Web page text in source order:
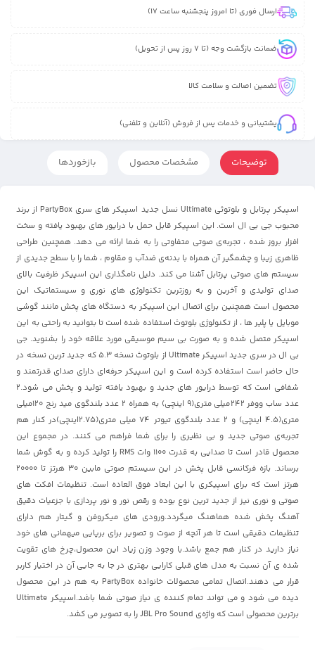
ارسال فوری (تا امروز پنجشنبه ساعت 17)
ضمانت بازگشت وجه (تا 7 روز پس از تحویل)
تضمین اصالت و سلامت کالا
پشتیبانی و خدمات پس از فروش (آنلاین و تلفنی)
توضیحات مشخصات محصول بازخوردها
اسپیکر پرتابل و بلوتوثی Ultimate نسل جدید اسپیکر های سری PartyBox از برند
محبوب جی بی ال است. این اسپیکر قابل حمل با درایور های بهبود یافته و سخت
افزار بروز شده ، تجربه‌ی صوتی متفاوتی را به شما ارائه می دهد. همچنین طراحی
ظاهری زیبا و چشمگیر آن همراه با بدنه‌ی ضدآب و مقاوم ، شما را با سطح جدیدی از
سیستم های صوتی پرتابل آشنا می کند. دلیل نامگذاری این اسپیکر ظرفیت بالای
صدای تولیدی و آخرین و به روزترین تکنولوژی های نوری و سیستماتیک این
محصول است همچنین برای اتصال این اسپیکر به دستگاه های پخش مانند گوشی
موبایل یا پلیر ها ، از تکنولوژی بلوتوث استفاده شده است تا بتوانید به راحتی به این
اسپیکر متصل شده و به صورت بی سیم موسیقی مورد علاقه خود را بشنوید. جی
بی ال در سری جدید اسپیکر Ultimate از بلوتوث نسخه 5.3 که جدید ترین نسخه در
حال حاضر است استفاده کرده است و این اسپیکر حرفه‌ای دارای صدای قدرتمند و
شفافی است که توسط درایور های جدید و بهبود یافته تولید و پخش می شود.2
عدد ساب ووفر 242میلی متری(9 اینچی) به همراه 2 عدد بلندگوی مید رنج 120میلی
متری(4.5 اینچی) و 2 عدد بلندگوی تیوتر 74 میلی متری(2.75اینچی)در کنار هم
تجربه‌ی صوتی جدید و بی نظیری را برای شما فراهم می کنند. در مجموع این
محصول قادر است تا صدایی به قدرت 1100 وات RMS را تولید کرده و به گوش شما
برساند. بازه فرکانسی قابل پخش در این سیستم صوتی مابین 30 هرتز تا 20000
هرتز است که برای اسپیکری با این ابعاد فوق العاده است. تنظیمات افکت های
صوتی و نوری نیز از جدید ترین نوع بوده و رقص نور و نور پردازی با جزعیات دقیق
آهنگ پخش شده هماهنگ میگردد.ورودی های میکروفن و گیتار هم دارای
تنظیمات دقیقی است تا هر آنچه از صوت و تصویر برای برپایی میهمانی های خود
نیاز دارید در کنار هم جمع باشد.با وجود وزن زیاد این محصول،چرخ های تقویت
شده ی آن نسبت به مدل های قبلی کارایی بهتری در جا به جایی آن در اختیار کاربر
قرار می دهند.اتصال تمامی محصولات خانواده PartyBox به هم در این محصول
دیده می شود و می تواند تمام کننده ی نیاز صوتی شما باشد.اسپیکر Ultimate
برترین محصولی است که واژه‌ی JBL Pro Sound را به تصویر می کشد.